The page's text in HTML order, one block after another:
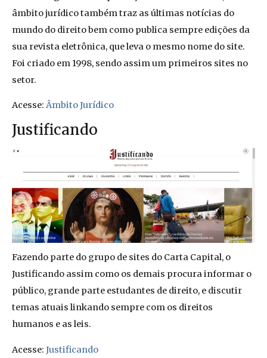
âmbito jurídico também traz as últimas notícias do
mundo do direito bem como publica sempre edições da
sua revista eletrônica, que leva o mesmo nome do site.
Foi criado em 1998, sendo assim um primeiros sites no
setor.
Acesse: Âmbito Jurídico
Justificando
Fazendo parte do grupo de sites do Carta Capital, o
Justificando assim como os demais procura informar o
público, grande parte estudantes de direito, e discutir
temas atuais linkando sempre com os direitos
humanos e as leis.
Acesse: Justificando